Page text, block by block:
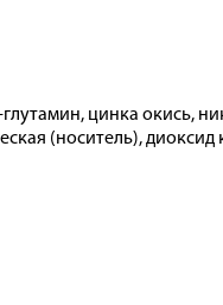
цинка окись,
(носитель),